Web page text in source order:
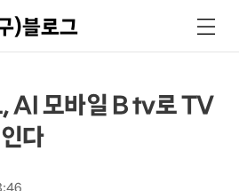
)블로그
색
메
뉴
AI 모바일 B tv로 TV
다